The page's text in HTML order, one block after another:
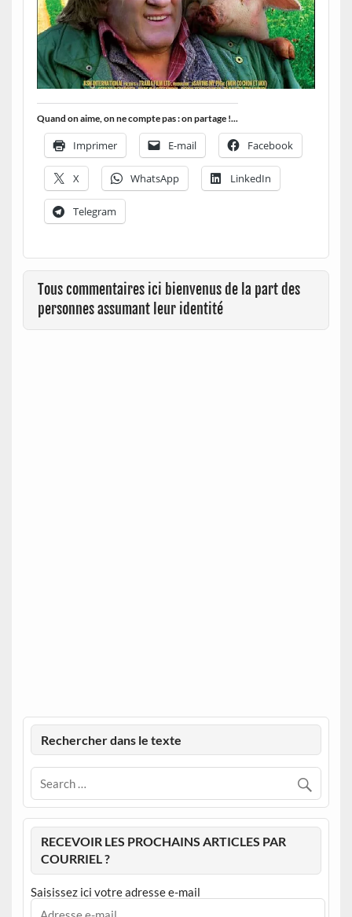
Quand on aime, on ne compte pas : on partage !...
Imprimer E-mail Facebook
X WhatsApp LinkedIn
Telegram
Tous commentaires ici bienvenus de la part des
personnes assumant leur identité
Rechercher dans le texte
RECEVOIR LES PROCHAINS ARTICLES PAR
COURRIEL ?
Saisissez ici votre adresse e-mail
Adresse